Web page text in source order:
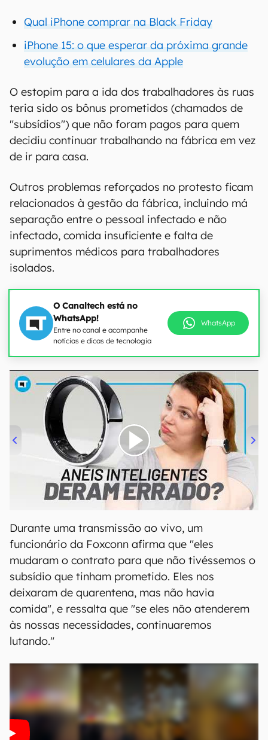
Qual iPhone comprar na Black Friday
iPhone 15: o que esperar da próxima grande
evolução em celulares da Apple
O estopim para a ida dos trabalhadores às ruas
teria sido os bônus prometidos (chamados de
"subsídios") que não foram pagos para quem
decidiu continuar trabalhando na fábrica em vez
de ir para casa.
Outros problemas reforçados no protesto ficam
relacionados à gestão da fábrica, incluindo má
separação entre o pessoal infectado e não
infectado, comida insuficiente e falta de
suprimentos médicos para trabalhadores
isolados.
O Canaltech está no
WhatsApp!
Entre no canal e acompanhe
notícias e dicas de tecnologia
WhatsApp
00:00/21:11
Durante uma transmissão ao vivo, um
funcionário da Foxconn afirma que "eles
mudaram o contrato para que não tivéssemos o
subsídio que tinham prometido. Eles nos
deixaram de quarentena, mas não havia
comida", e ressalta que "se eles não atenderem
às nossas necessidades, continuaremos
lutando."